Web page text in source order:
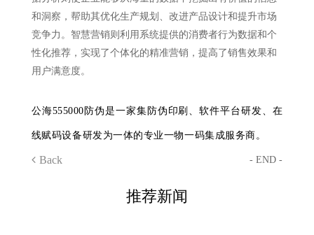
和洞察，帮助其优化生产规划、改进产品设计和提升市场
竞争力。智慧营销则利用系统提供的消费者行为数据和个
性化推荐，实现了个体化的精准营销，提高了销售效果和
用户满意度。
公海555000防伪是一家集防伪印刷、软件平台研发、在
线赋码设备研发为一体的专业一物一码集成服务商。
Back - END -
推荐新闻